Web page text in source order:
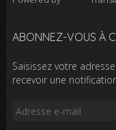
ABONNEZ-VOUS À
Saisissez votre
recevoir une
Adresse